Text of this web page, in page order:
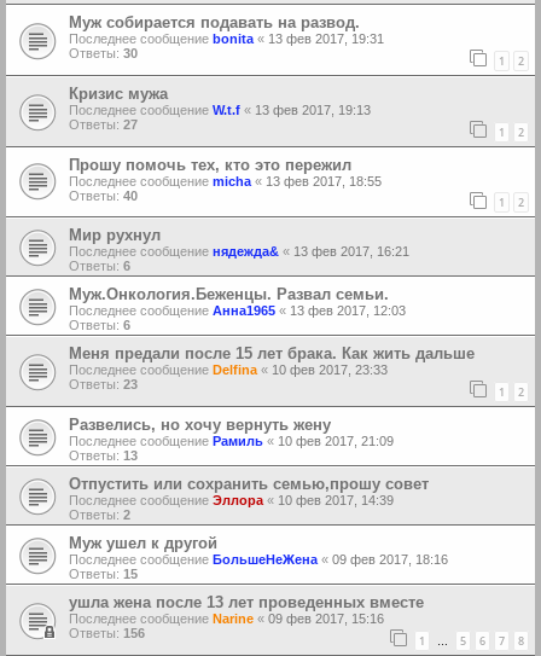
Муж собирается подавать на развод.
Последнее сообщение bonita « 13 фев 2017, 19:31
Ответы: 30 1 2
Кризис мужа
Последнее сообщение W.t.f « 13 фев 2017, 19:13
Ответы: 27 1 2
Прошу помочь тех, кто это пережил
Последнее сообщение micha « 13 фев 2017, 18:55
Ответы: 40 1 2
Мир рухнул
Последнее сообщение нядежда& « 13 фев 2017, 16:21
Ответы: 6
Муж.Онкология.Беженцы. Развал семьи.
Последнее сообщение Анна1965 « 13 фев 2017, 12:03
Ответы: 6
Меня предали после 15 лет брака. Как жить дальше
Последнее сообщение Delfina « 10 фев 2017, 23:33
Ответы: 23 1 2
Развелись, но хочу вернуть жену
Последнее сообщение Рамиль « 10 фев 2017, 21:09
Ответы: 13
Отпустить или сохранить семью,прошу совет
Последнее сообщение Эллора « 10 фев 2017, 14:39
Ответы: 2
Муж ушел к другой
Последнее сообщение БольшеНеЖена « 09 фев 2017, 18:16
Ответы: 15
ушла жена после 13 лет проведенных вместе
Последнее сообщение Narine « 09 фев 2017, 15:16
Ответы: 156 1 5 6 7 8